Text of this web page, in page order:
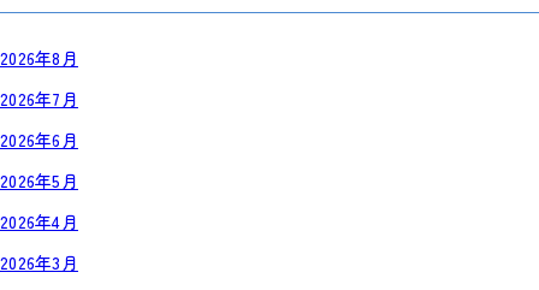
2026年8月
2026年7月
2026年6月
2026年5月
2026年4月
2026年3月